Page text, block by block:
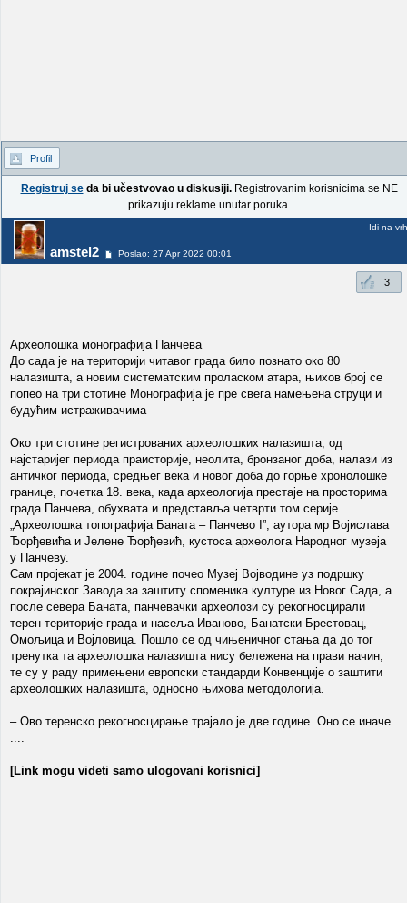
Profil
Registruj seda bi učestvovao u diskusiji.Registrovanim korisnicima se NE
prikazuju reklame unutar poruka.
amstel2 Poslao: 27 Apr 2022 00:01
Idi na vrh
3
Археолошка монографија Панчева
До сада је на територији читавог града било познато око 80
налазишта, а новим систематским проласком атара, њихов број се
попео на три стотине Монографија је пре свега намењена струци и
будућим истраживачима
Око три стотине регистрованих археолошких налазишта, од
најстаријег периода праисторије, неолита, бронзаног доба, налази из
античког периода, средњег века и новог доба до горње хронолошке
границе, почетка 18. века, када археологија престаје на просторима
града Панчева, обухвата и представља четврти том серије
„Археолошка топографија Баната – Панчево I”, аутора мр Војислава
Ђорђевића и Јелене Ђорђевић, кустоса археолога Народног музеја
у Панчеву.
Сам пројекат је 2004. године почео Музеј Војводине уз подршку
покрајинског Завода за заштиту споменика културе из Новог Сада, а
после севера Баната, панчевачки археолози су рекогносцирали
терен територије града и насеља Иваново, Банатски Брестовац,
Омољица и Војловица. Пошло се од чињеничног стања да до тог
тренутка та археолошка налазишта нису бележена на прави начин,
те су у раду примењени европски стандарди Конвенције о заштити
археолошких налазишта, односно њихова методологија.
‒ Ово теренско рекогносцирање трајало је две године. Оно се иначе
....
[Link mogu videti samo ulogovani korisnici]